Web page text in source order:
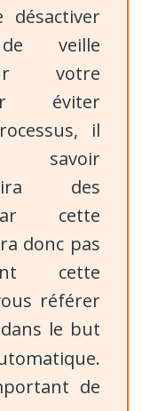
veille
votre
éviter
il
savoir
des
cette
donc pas
cette
référer
dans le but
de